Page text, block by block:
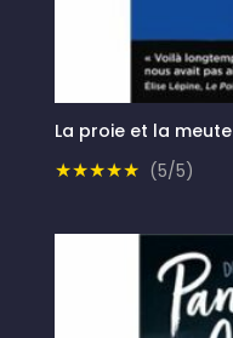
La proie et la meute
★★★★★ (5/5)